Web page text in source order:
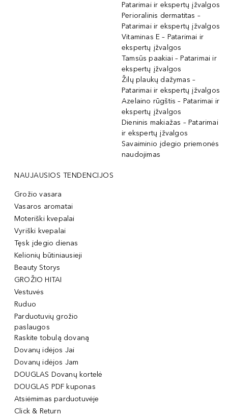
Patarimai ir ekspertų įžvalgos
Perioralinis dermatitas –
Patarimai ir ekspertų įžvalgos
Vitaminas E – Patarimai ir
ekspertų įžvalgos
Tamsūs paakiai – Patarimai ir
ekspertų įžvalgos
Žilų plaukų dažymas –
Patarimai ir ekspertų įžvalgos
Azelaino rūgštis – Patarimai ir
ekspertų įžvalgos
Dieninis makiažas – Patarimai
ir ekspertų įžvalgos
Savaiminio įdegio priemonės
naudojimas
NAUJAUSIOS TENDENCIJOS
Grožio vasara
Vasaros aromatai
Moteriški kvepalai
Vyriški kvepalai
Tęsk įdegio dienas
Kelionių būtiniausieji
Beauty Storys
GROŽIO HITAI
Vestuvės
Ruduo
Parduotuvių grožio
paslaugos
Raskite tobulą dovaną
Dovanų idėjos Jai
Dovanų idėjos Jam
DOUGLAS Dovanų kortelė
DOUGLAS PDF kuponas
Atsiėmimas parduotuvėje
Click & Return